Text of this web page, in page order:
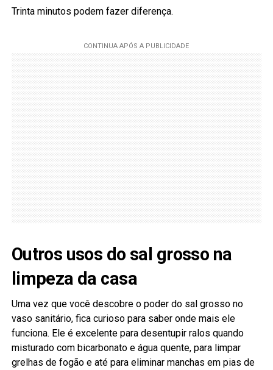
Trinta minutos podem fazer diferença.
Outros usos do sal grosso na
limpeza da casa
Uma vez que você descobre o poder do sal grosso no
vaso sanitário, fica curioso para saber onde mais ele
funciona. Ele é excelente para desentupir ralos quando
misturado com bicarbonato e água quente, para limpar
grelhas de fogão e até para eliminar manchas em pias de